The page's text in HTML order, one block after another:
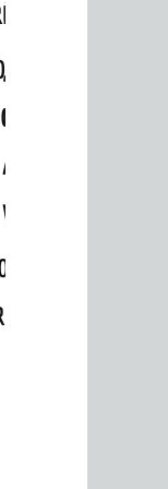
HERBST
„WOINEM
LIVE“
AM
WINDECKPLATZ